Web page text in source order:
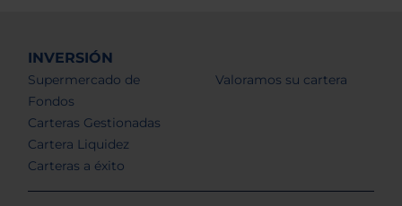
INVERSIÓN
Supermercado de
Fondos
Carteras Gestionadas
Cartera Liquidez
Carteras a éxito
Valoramos su cartera